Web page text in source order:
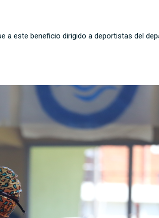
a este beneficio dirigido a deportistas del